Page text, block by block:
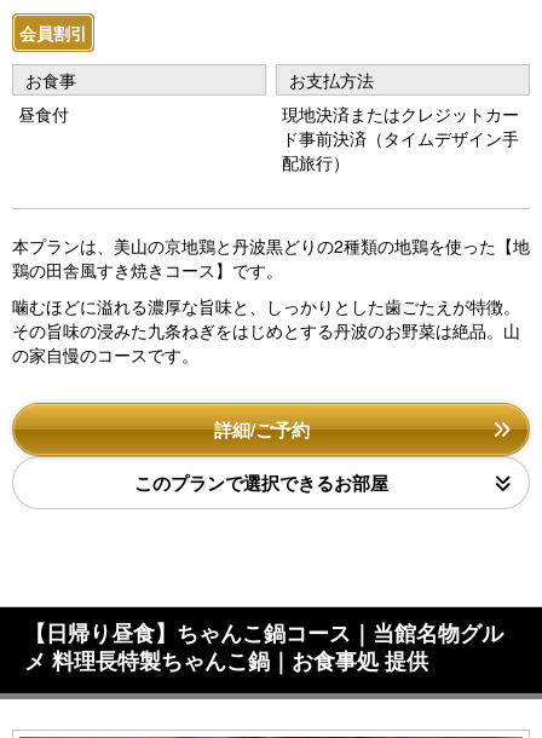
会員割引
お食事
昼食付
お支払方法
現地決済またはクレジットカー
ド事前決済（タイムデザイン手
配旅行）
本プランは、美山の京地鶏と丹波黒どりの2種類の地鶏を使った【地
鶏の田舎風すき焼きコース】です。
噛むほどに溢れる濃厚な旨味と、しっかりとした歯ごたえが特徴。
その旨味の浸みた九条ねぎをはじめとする丹波のお野菜は絶品。山
の家自慢のコースです。
詳細/ご予約
このプランで選択できるお部屋
【日帰り昼食】ちゃんこ鍋コース｜当館名物グル
メ 料理長特製ちゃんこ鍋｜お食事処 提供